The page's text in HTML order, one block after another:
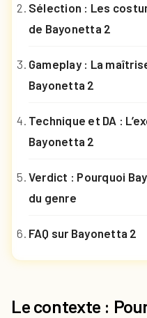
Sélection : Les
de Bayonetta 2
Gameplay : La
Bayonetta 2
Technique et DA :
Bayonetta 2
Verdict : Pourquoi
du genre
FAQ sur Bayonetta 2
Le contexte :